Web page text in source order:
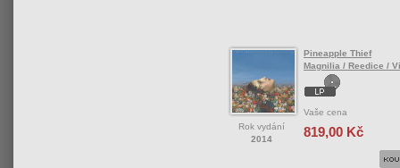
Rok vydání
2014
Pineapple Thief
Magnilia / Reedice /
Vaše cena
819,00 Kč